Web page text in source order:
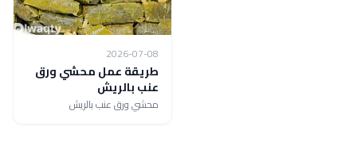
2026-07-08
طريقة عمل محشي ورق
عنب بالريش
محشي ورق عنب بالريش